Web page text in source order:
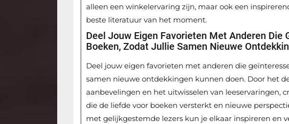
alleen een winkelervaring zijn, maar ook een
beste literatuur van het moment.
Deel Jouw Eigen Favorieten Met Anderen Die
Boeken, Zodat Jullie Samen Nieuwe
Deel jouw eigen favorieten met anderen die
samen nieuwe ontdekkingen kunnen doen. Door het
aanbevelingen en het uitwisselen van leeservaringen,
die de liefde voor boeken versterkt en nieuwe
met gelijkgestemde lezers kun je elkaar inspireren en